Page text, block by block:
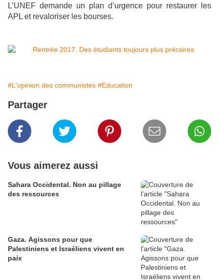
L’UNEF demande un plan d’urgence pour restaurer les
APL et revaloriser les bourses.
#L'opinion des communistes #Education
Partager
Vous aimerez aussi
Sahara Occidental. Non au pillage
des ressources
Gaza. Agissons pour que
Palestiniens et Israéliens vivent en
paix